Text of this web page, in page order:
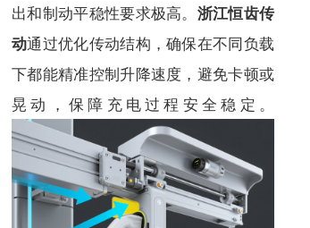
出和制动平稳性要求极高。 浙江恒齿传
动通过优化传动结构，确保在不同负载
下都能精准控制升降速度，避免卡顿或
晃动，保障充电过程安全稳定。